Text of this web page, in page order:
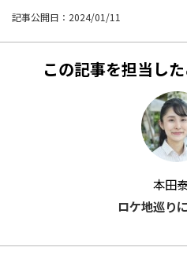
記事公開日：2024/01/11
この記事を担当し
本田
ロケ地巡り